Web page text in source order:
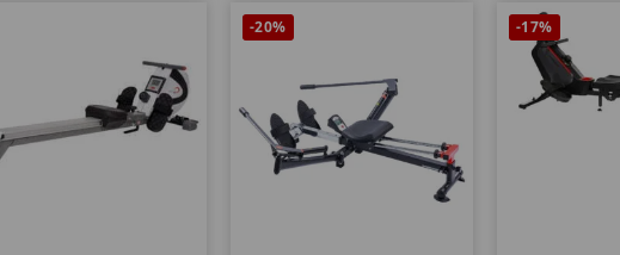
-20% -17%